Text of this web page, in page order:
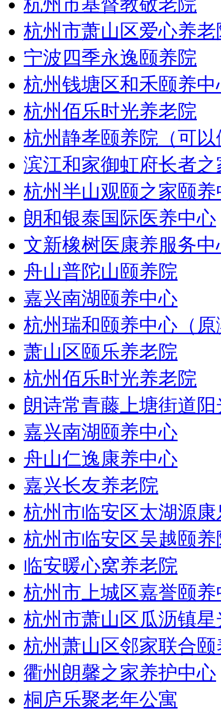
杭州市萧山区爱心养老
宁波四季永逸颐养院
杭州钱塘区和禾颐养中
杭州佰乐时光养老院
杭州静孝颐养院（可
滨江和家御虹府长者之
杭州半山观颐之家颐养
朗和银泰国际医养中心
文新橡树医康养服务中
舟山普陀山颐养院
嘉兴南湖颐养中心
杭州瑞和颐养中心（
萧山区颐乐养老院
杭州佰乐时光养老院
朗诗常青藤上塘街道
嘉兴南湖颐养中心
舟山仁逸康养中心
嘉兴长友养老院
杭州市临安区太湖源
杭州市临安区吴越颐养
临安暖心窝养老院
杭州市上城区嘉誉颐养
杭州市萧山区瓜沥镇
杭州萧山区邻家联合颐
衢州朗馨之家养护中心
桐庐乐聚老年公寓